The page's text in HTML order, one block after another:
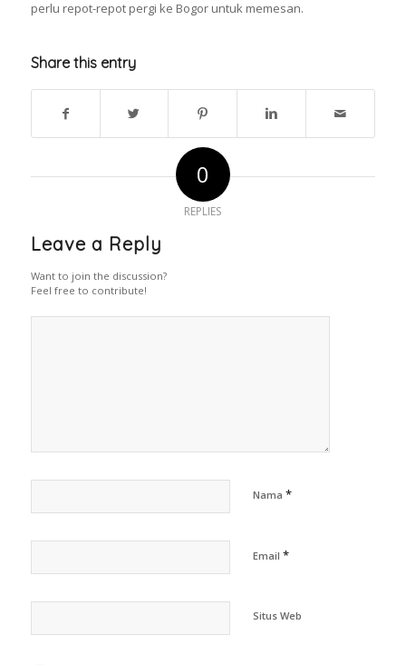
perlu repot-repot pergi ke Bogor untuk memesan.
Share this entry
0
REPLIES
Leave a Reply
Want to join the discussion?
Feel free to contribute!
Nama *
Email *
Situs Web